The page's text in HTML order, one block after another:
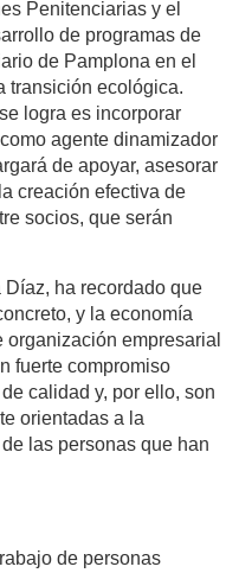
Penitenciarias y el
de programas de
de Pamplona en el
transición ecológica.
logra es incorporar
agente dinamizador
de apoyar, asesorar
creación efectiva de
socios, que serán
ha recordado que
y la economía
empresarial
fuerte compromiso
calidad y, por ello, son
orientadas a la
las personas que han
de personas